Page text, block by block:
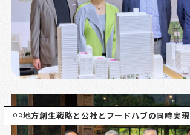
02地方創生戦略と公社とフードハブの同時実現